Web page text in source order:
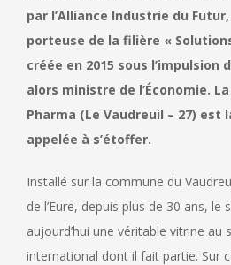
par l’Alliance Industrie du
porteuse de la filière «
créée en 2015 sous l’impulsion
alors ministre de l’Économie.
Pharma (Le Vaudreuil – 27) est
appelée à s’étoffer.
Installé sur la commune du
de l’Eure, depuis plus de 30 ans,
aujourd’hui une véritable vitrine au
international dont il fait partie. Sur